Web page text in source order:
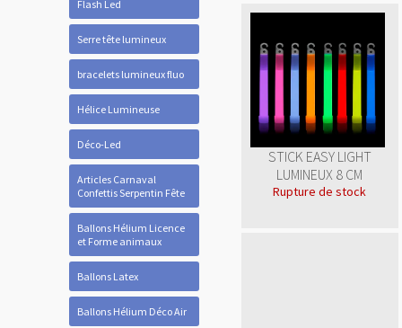
Flash Led
Serre tête lumineux
bracelets lumineux fluo
Hélice Lumineuse
Déco-Led
Articles Carnaval
Confettis Serpentin Fête
Ballons Hélium Licence
et Forme animaux
Ballons Latex
Ballons Hélium Déco Air
STICK EASY LIGHT
LUMINEUX 8 CM
Rupture de stock